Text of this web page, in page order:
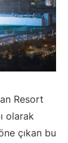
Resort
olarak
çıkan bu